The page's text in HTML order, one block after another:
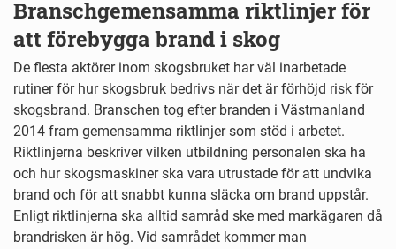
Branschgemensamma riktlinjer för
att förebygga brand i skog
De flesta aktörer inom skogsbruket har väl inarbetade
rutiner för hur skogsbruk bedrivs när det är förhöjd risk för
skogsbrand. Branschen tog efter branden i Västmanland
2014 fram gemensamma riktlinjer som stöd i arbetet.
Riktlinjerna beskriver vilken utbildning personalen ska ha
och hur skogsmaskiner ska vara utrustade för att undvika
brand och för att snabbt kunna släcka om brand uppstår.
Enligt riktlinjerna ska alltid samråd ske med markägaren då
brandrisken är hög. Vid samrådet kommer man